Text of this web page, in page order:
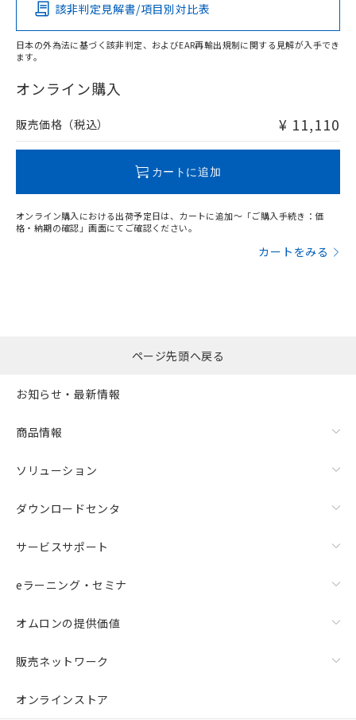
O
在庫等で未対応品が混在する可能性があります。
問い合わせください。
該非判定見解書/項目別対比表
日本の外為法に基づく該非判定、およびEAR再輸出規制に関する見解が入手でき
ます。
オンライン購入
販売価格（税込） ¥ 11,110
カートに追加
オンライン購入における出荷予定日は、カートに追加～「ご購入手続き：価
格・納期の確認」画面にてご確認ください。
カートをみる
ページ先頭へ戻る
お知らせ・最新情報
商品情報
ソリューション
ダウンロードセンタ
サービスサポート
eラーニング・セミナ
オムロンの提供価値
販売ネットワーク
オンラインストア